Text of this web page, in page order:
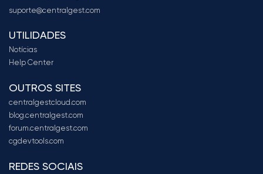
suporte@centralgest.com
UTILIDADES
Notícias
Help Center
OUTROS SITES
centralgestcloud.com
blog.centralgest.com
forum.centralgest.com
cgdevtools.com
REDES SOCIAIS